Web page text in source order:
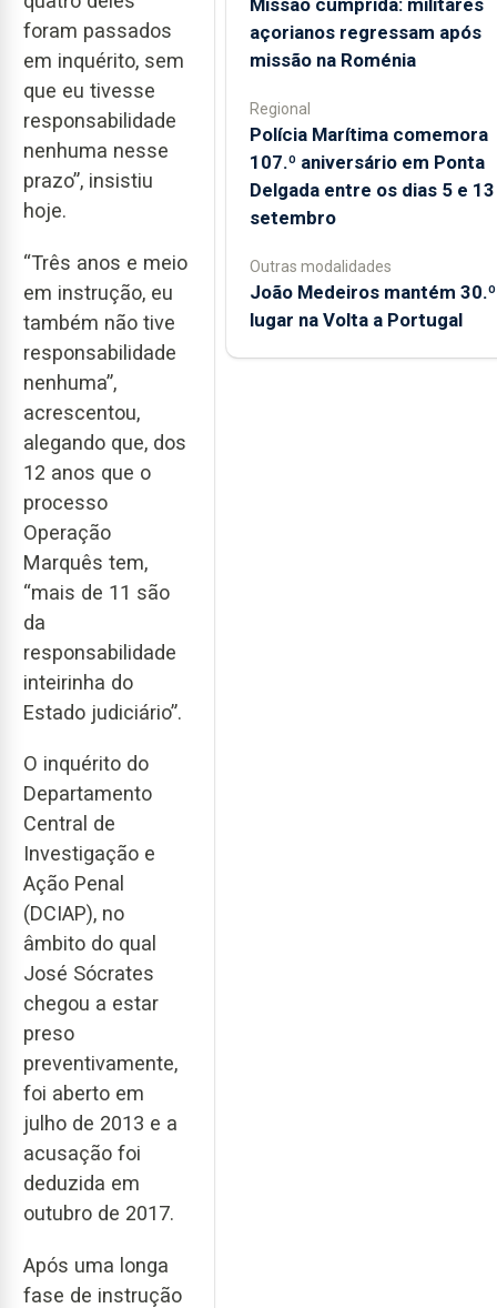
foram passados
em inquérito, sem
que eu tivesse
responsabilidade
nenhuma nesse
prazo”, insistiu
hoje.
“Três anos e meio
em instrução, eu
também não tive
responsabilidade
nenhuma”,
acrescentou,
alegando que, dos
12 anos que o
processo
Operação
Marquês tem,
“mais de 11 são
da
responsabilidade
inteirinha do
Estado judiciário”.
O inquérito do
Departamento
Central de
Investigação e
Ação Penal
(DCIAP), no
âmbito do qual
José Sócrates
chegou a estar
preso
preventivamente,
foi aberto em
julho de 2013 e a
acusação foi
deduzida em
outubro de 2017.
Após uma longa
fase de instrução
açorianos regressam após
missão na Roménia
Regional
Polícia Marítima comemora
107.º aniversário em Ponta
Delgada entre os dias 5 e
setembro
Outras modalidades
João Medeiros mantém 30.º
lugar na Volta a Portugal